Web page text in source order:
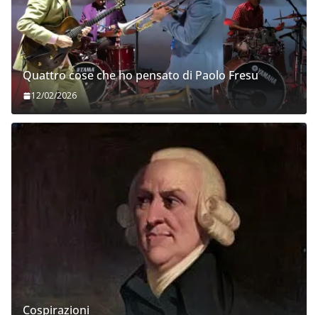
Quattro cose che ho pensato di Paolo Fresu
12/02/2026
Cospirazioni